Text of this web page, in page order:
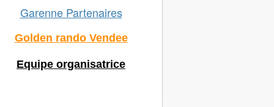
Garenne Partenaires
Golden rando Vendee
Equipe organisatrice